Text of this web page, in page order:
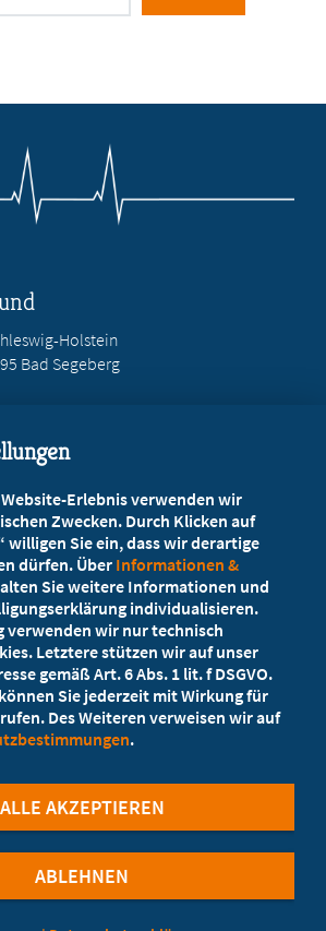
Holstein
Bad Segeberg
berät Sie!
Mitglied
einer MB-Mitgliedschaft
Erlebnis verwenden wir
Zwecken. Durch Klicken auf
willigen Sie ein, dass wir derartige
dürfen. Über Informationen &
Sie weitere Informationen und
individualisieren.
verwenden wir nur technisch
Letztere stützen wir auf unser
gemäß Art. 6 Abs. 1 lit. f DSGVO.
Sie jederzeit mit Wirkung für
Des Weiteren verweisen wir auf
.
ABLEHNEN
ALLE AKZEPTIEREN